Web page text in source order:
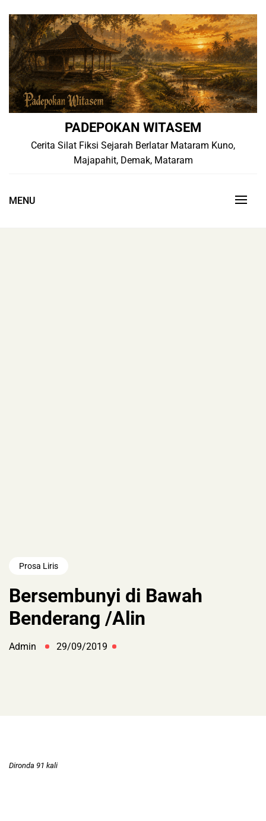
content
PADEPOKAN WITASEM
Cerita Silat Fiksi Sejarah Berlatar Mataram Kuno,
Majapahit, Demak, Mataram
MENU
Prosa Liris
Bersembunyi di Bawah
Benderang /Alin
Admin 29/09/2019
Dironda 91 kali